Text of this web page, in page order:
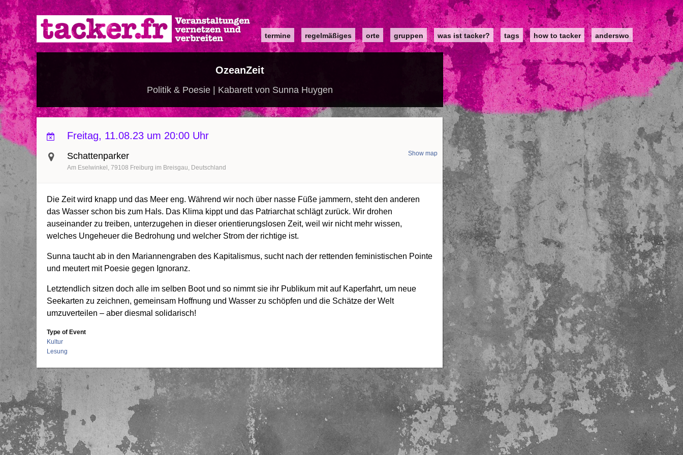
Direkt
zum
Inhalt
Main
navigation
termine regelmäßiges orte gruppen was ist tacker? tags how to tacker anderswo
OzeanZeit
Politik & Poesie | Kabarett von Sunna Huygen
Freitag, 11.08.23 um 20:00 Uhr
Schattenparker
Am Eselwinkel 79108 Freiburg im Breisgau Deutschland
Show map
Die Zeit wird knapp und das Meer eng. Während wir noch über nasse Füße jammern, steht den anderen
das Wasser schon bis zum Hals. Das Klima kippt und das Patriarchat schlägt zurück. Wir drohen
auseinander zu treiben, unterzugehen in dieser orientierungslosen Zeit, weil wir nicht mehr wissen,
welches Ungeheuer die Bedrohung und welcher Strom der richtige ist.
Sunna taucht ab in den Mariannengraben des Kapitalismus, sucht nach der rettenden feministischen Pointe
und meutert mit Poesie gegen Ignoranz.
Letztendlich sitzen doch alle im selben Boot und so nimmt sie ihr Publikum mit auf Kaperfahrt, um neue
Seekarten zu zeichnen, gemeinsam Hoffnung und Wasser zu schöpfen und die Schätze der Welt
umzuverteilen – aber diesmal solidarisch!
Type of Event
Kultur
Lesung